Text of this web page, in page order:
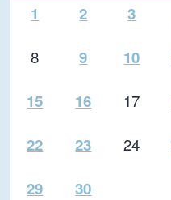
1 2 3
8
9 10
15 16 17
22 23 24
29 30